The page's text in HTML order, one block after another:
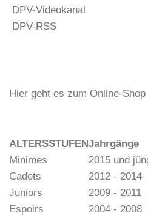
DPV-Videokanal
DPV-RSS
Hier geht es zum Online-Shop
ALTERSSTUFENJahrgänge
Minimes
2015 und
Cadets
2012 - 2014
Juniors
2009 - 2011
Espoirs
2004 - 2008